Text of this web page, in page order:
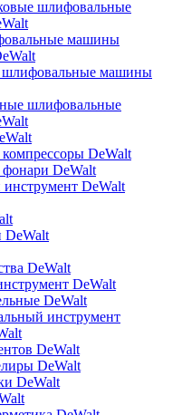
шлифовальные
машины
шлифовальные машины
шлифовальные
DeWalt
DeWalt
DeWalt
DeWalt
DeWalt
DeWalt
DeWalt
инструмент
DeWalt
DeWalt
DeWalt